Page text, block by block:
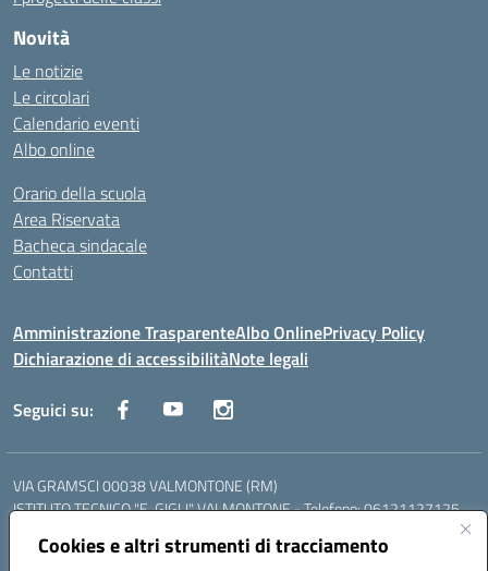
Cookies e altri strumenti di tracciamento
Novità
Le notizie
Le circolari
Calendario eventi
Albo online
Orario della scuola
Area Riservata
Bacheca sindacale
Contatti
Amministrazione TrasparenteAlbo OnlinePrivacy Policy
Dichiarazione di accessibilitàNote legali
Seguici su:
VIA GRAMSCI 00038 VALMONTONE (RM)
ISTITUTO TECNICO "E. GIGLI" VALMONTONE - Telefono: 06121127125
06121126825